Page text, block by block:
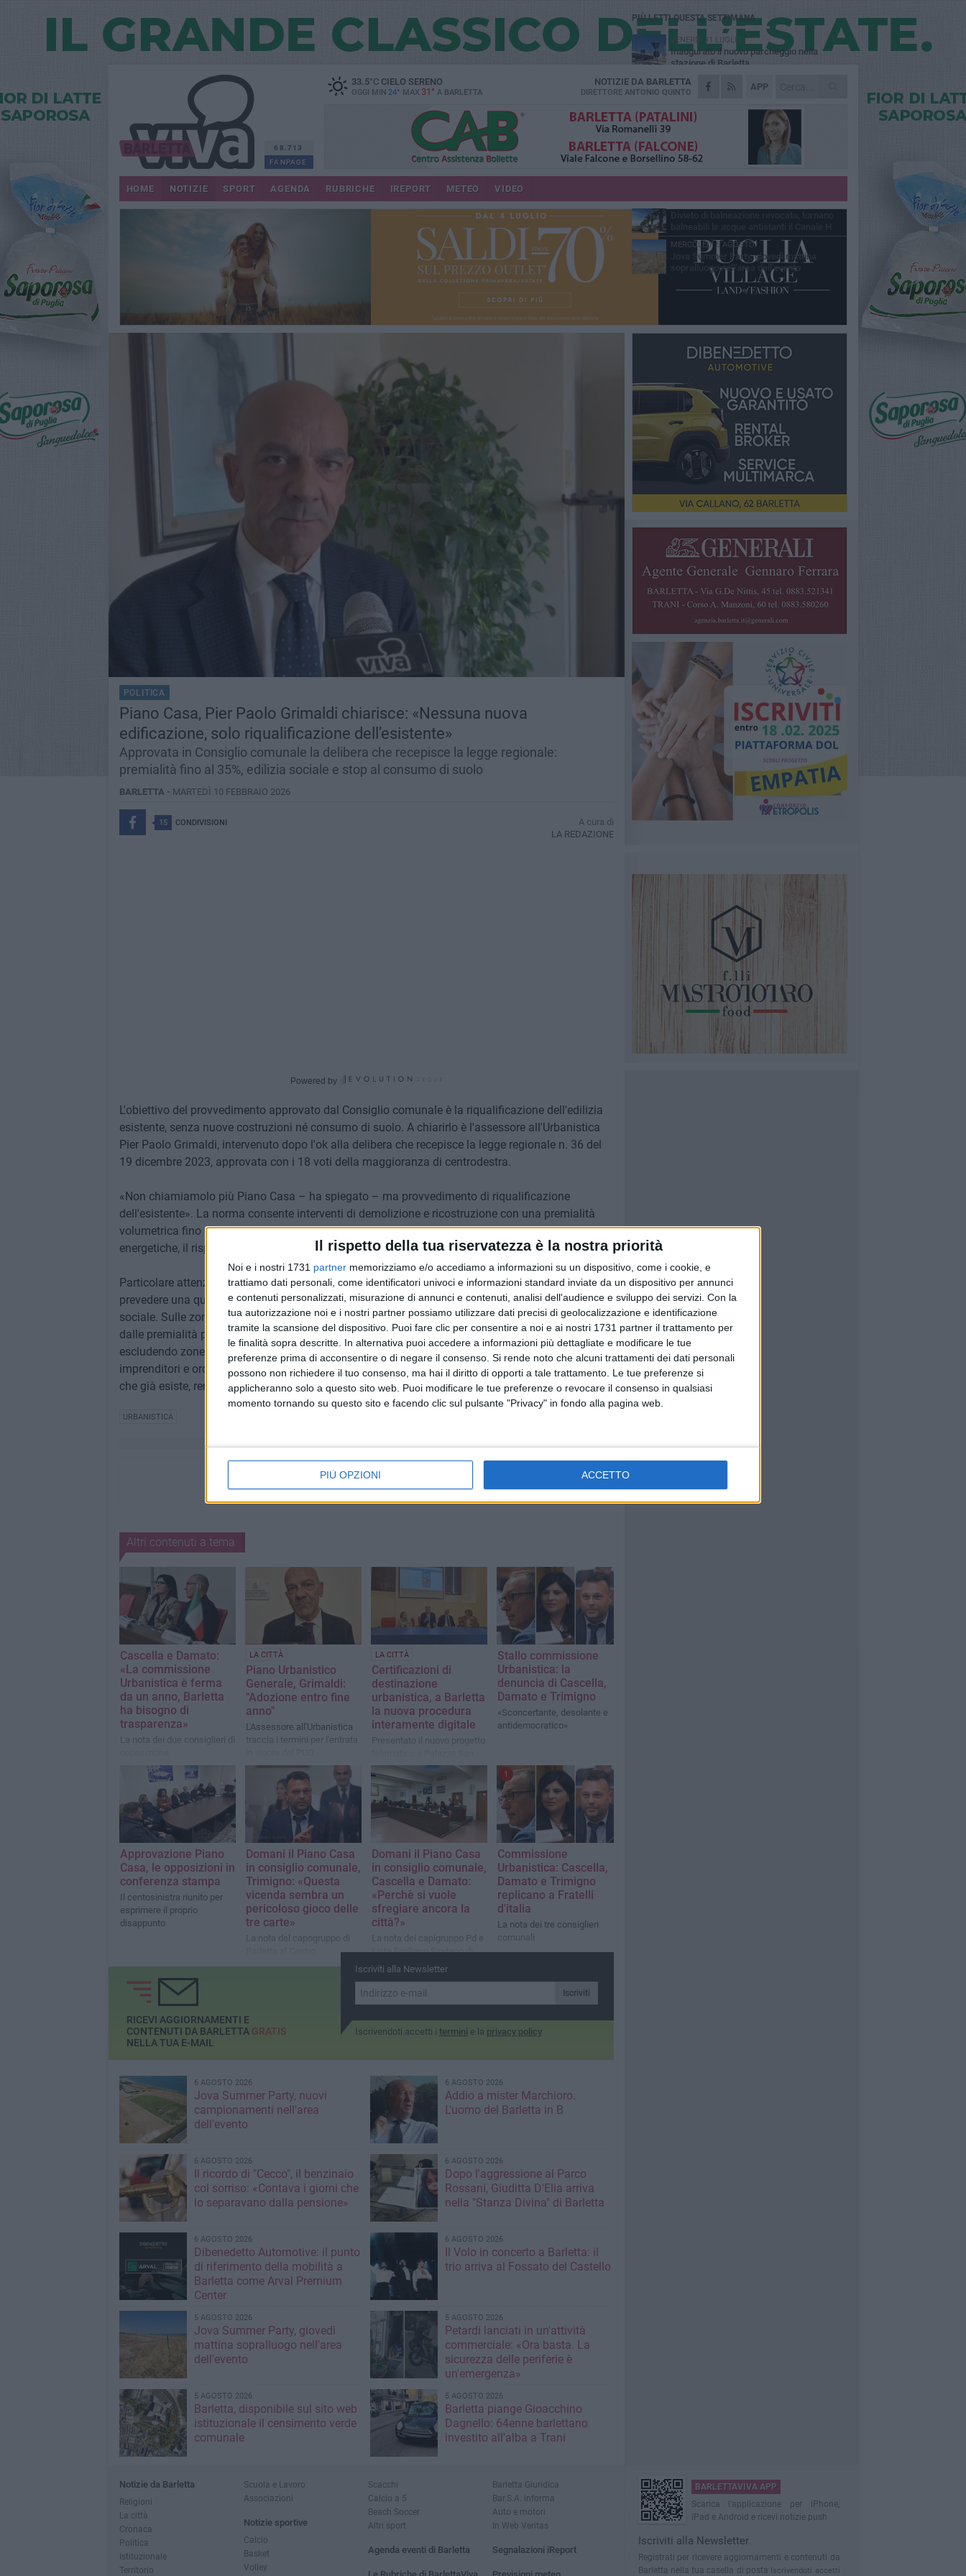
Il rispetto della tua riservatezza è la nostra priorità
Noi e i nostri 1731 partner memorizziamo e/o accediamo a informazioni su un dispositivo, come i cookie, e
trattiamo dati personali, come identificatori univoci e informazioni standard inviate da un dispositivo per annunci
e contenuti personalizzati, misurazione di annunci e contenuti, analisi dell'audience e sviluppo dei servizi. Con la
tua autorizzazione noi e i nostri partner possiamo utilizzare dati precisi di geolocalizzazione e identificazione
tramite la scansione del dispositivo. Puoi fare clic per consentire a noi e ai nostri 1731 partner il trattamento per
le finalità sopra descritte. In alternativa puoi accedere a informazioni più dettagliate e modificare le tue
preferenze prima di acconsentire o di negare il consenso. Si rende noto che alcuni trattamenti dei dati personali
possono non richiedere il tuo consenso, ma hai il diritto di opporti a tale trattamento. Le tue preferenze si
applicheranno solo a questo sito web. Puoi modificare le tue preferenze o revocare il consenso in qualsiasi
momento tornando su questo sito e facendo clic sul pulsante "Privacy" in fondo alla pagina web.
PIÙ OPZIONI ACCETTO
68.713
FANPAGE
33.5°CCIELO SERENO
OGGI MIN 24° MAX 31° A BARLETTA
APP
NOTIZIE DA BARLETTA
DIRETTORE ANTONIO QUINTO
HOME NOTIZIE SPORT AGENDA RUBRICHE IREPORT METEO VIDEO
POLITICA
Piano Casa, Pier Paolo Grimaldi chiarisce: «Nessuna nuova
edificazione, solo riqualificazione dell’esistente»
Approvata in Consiglio comunale la delibera che recepisce la legge regionale:
premialità fino al 35%, edilizia sociale e stop al consumo di suolo
BARLETTA - MARTEDÌ 10 FEBBRAIO 2026
15 CONDIVISIONI
A cura di
LA REDAZIONE
Powered by
L'obiettivo del provvedimento approvato dal Consiglio comunale è la riqualificazione dell'edilizia
esistente, senza nuove costruzioni né consumo di suolo. A chiarirlo è l'assessore all'Urbanistica
Pier Paolo Grimaldi, intervenuto dopo l'ok alla delibera che recepisce la legge regionale n. 36 del
19 dicembre 2023, approvata con i 18 voti della maggioranza di centrodestra.
«Non chiamiamolo più Piano Casa – ha spiegato – ma provvedimento di riqualificazione
dell'esistente». La norma consente interventi di demolizione e ricostruzione con una premialità
volumetrica fino al 35%, a condizione di garantire il miglioramento di almeno due classi
energetiche, il risparmio idrico e l'uso di fonti energetiche autonome.
Particolare attenzione è riservata anche all'edilizia sociale: gli interventi più rilevanti dovranno
prevedere una quota destinata a questo scopo, nel rispetto dei criteri di sostenibilità ambientale e
sociale. Sulle zone B5, Grimaldi ha chiarito che, trattandosi di zone standard, restano escluse
dalle premialità previste dalla legge regionale. Il Comune ha inoltre perimetrato le aree interessate,
escludendo zone agricole, industriali e parte della nuova 167. «Abbiamo ascoltato cittadini,
imprenditori e ordini professionali – ha concluso –. Il senso del provvedimento è migliorare ciò
che già esiste, rendendo la città più sostenibile».
URBANISTICA
Altri contenuti a tema
Cascella e Damato:
«La commissione
Urbanistica è ferma
da un anno, Barletta
ha bisogno di
trasparenza»
La nota dei due consiglieri di
LA CITTÀ
Piano Urbanistico
Generale, Grimaldi:
"Adozione entro fine
anno"
L'Assessore all'Urbanistica
traccia i termini per l'entrata
LA CITTÀ
Certificazioni di
destinazione
urbanistica, a Barletta
la nuova procedura
interamente digitale
Presentato il nuovo progetto
Domenico
Stallo commissione
Urbanistica: la
denuncia di Cascella,
Damato e Trimigno
«Sconcertante, desolante e
antidemocratico»
Approvazione Piano
Casa, le opposizioni in
conferenza stampa
Il centosinistra riunito per
esprimere il proprio
disappunto
Domani il Piano Casa
in consiglio comunale,
Trimigno: «Questa
vicenda sembra un
pericoloso gioco delle
tre carte»
La nota del capogruppo di
Domani il Piano Casa
in consiglio comunale,
Cascella e Damato:
«Perchè si vuole
sfregiare ancora la
città?»
La nota dei capigruppo Pd e
Lista Emiliano Sindaco di
Puglia
1
Commissione
Urbanistica: Cascella,
Damato e Trimigno
replicano a Fratelli
d'italia
La nota dei tre consiglieri
comunali
Iscriviti alla Newsletter
Iscriviti
Iscrivendoti accetti i termini e la privacy policy
RICEVI AGGIORNAMENTI E
CONTENUTI DA BARLETTA GRATIS
NELLA TUA E-MAIL
6 AGOSTO 2026
Jova Summer Party, nuovi
campionamenti nell'area
dell'evento
6 AGOSTO 2026
Addio a mister Marchioro.
L'uomo del Barletta in B
6 AGOSTO 2026
Il ricordo di "Cecco", il benzinaio
col sorriso: «Contava i giorni che
lo separavano dalla pensione»
6 AGOSTO 2026
Dopo l'aggressione al Parco
Rossani, Giuditta D'Elia arriva
nella "Stanza Divina" di Barletta
6 AGOSTO 2026
Dibenedetto Automotive: il punto
di riferimento della mobilità a
Barletta come Arval Premium
Center
6 AGOSTO 2026
Il Volo in concerto a Barletta: il
trio arriva al Fossato del Castello
5 AGOSTO 2026
Jova Summer Party, giovedì
mattina sopralluogo nell'area
dell'evento
5 AGOSTO 2026
Petardi lanciati in un'attività
commerciale: «Ora basta. La
sicurezza delle periferie è
un'emergenza»
5 AGOSTO 2026
Barletta, disponibile sul sito web
istituzionale il censimento verde
comunale
5 AGOSTO 2026
Barletta piange Gioacchino
Dagnello: 64enne barlettano
investito all'alba a Trani
PIÙ LETTI QUESTA SETTIMANA
VENERDÌ 31 LUGLIO
Inaugurato il nuovo parcheggio nella
stazione di Barletta
MERCOLEDÌ 5 AGOSTO
Barletta piange Gioacchino Dagnello:
GIOVEDÌ 30 LUGLIO
Rapina all'Ipercoop di Barletta: nel mirino la
gioielleria, banditi in fuga
DOMENICA 2 AGOSTO
Beni confiscati alla mafia. Nasce il servizio
VENERDÌ 31 LUGLIO
MERCOLEDÌ 5 AGOSTO
Jova Summer Party, giovedì mattina
sopralluogo nell'area dell'evento
Notizie da Barletta
Religioni
La città
Cronaca
Politica
Istituzionale
Territorio
Scuola e Lavoro
Associazioni
Notizie sportive
Calcio
Basket
Volley
Scacchi
Calcio a 5
Beach Soccer
Altri sport
Agenda eventi di Barletta
Barletta Giuridica
Bar.S.A. informa
Auto e motori
In Web Veritas
Segnalazioni iReport
BARLETTAVIVA APP
Scarica l'applicazione per iPhone,
iPad e Android e ricevi notizie push
Iscriviti alla Newsletter
Registrati per ricevere aggiornamenti e contenuti da
Barletta nella tua casella di posta Iscrivendoti accetti